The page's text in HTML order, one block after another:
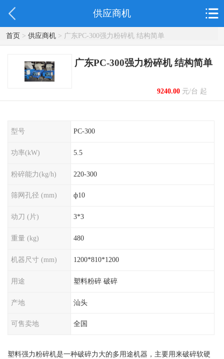
供应商机
首页> 供应商机> 广东PC-300强力粉碎机 结构简单
广东PC-300强力粉碎机 结构简单
9240.00元/台 起
型号 PC-300
功率(kW) 5.5
粉碎能力(kg/h) 220-300
筛网孔径 (mm) ф10
动刀 (片) 3*3
重量 (kg) 480
机器尺寸 (mm) 1200*810*1200
用途 塑料粉碎 破碎
产地 汕头
可售卖地 全国
塑料强力粉碎机是一种破碎力大的多用途机器，主要用来破碎软硬